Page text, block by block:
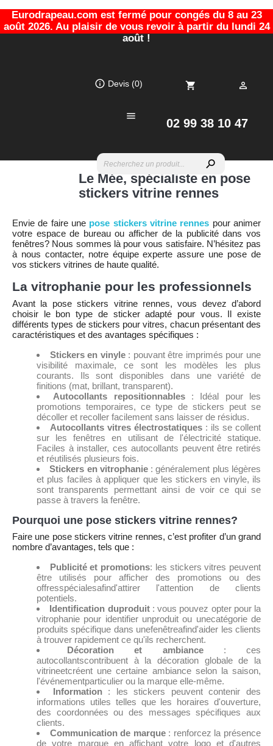
Eurodrapeau.com est fermé pour congés du 8 au 23
août 2026. Au plaisir de vous revoir à partir du lundi 24
août !
02 99 38 10 47
info_outline Devis (0)
search

shopping_cart 
Le Mée, spécialiste en pose
stickers vitrine rennes
Envie de faire une pose stickers vitrine rennes pour animer
votre espace de bureau ou afficher de la publicité dans vos
fenêtres? Nous sommes là pour vous satisfaire. N’hésitez pas
à nous contacter, notre équipe experte assure une pose de
vos stickers vitrines de haute qualité.
La vitrophanie pour les professionnels
Avant la pose stickers vitrine rennes, vous devez d’abord
choisir le bon type de sticker adapté pour vous. Il existe
différents types de stickers pour vitres, chacun présentant des
caractéristiques et des avantages spécifiques :
Stickers en vinyle: pouvant être imprimés pour une
visibilité maximale, ce sont les modèles les plus
courants. Ils sont disponibles dans une variété de
finitions (mat, brillant, transparent).
Autocollants repositionnables: Idéal pour les
promotions temporaires, ce type de stickers peut se
décoller et recoller facilement sans laisser de résidus.
Autocollants vitres électrostatiques : ils se collent
sur les fenêtres en utilisant de l'électricité statique.
Faciles à installer, ces autocollants peuvent être retirés
et réutilisés plusieurs fois.
Stickers en vitrophanie: généralement plus légères
et plus faciles à appliquer que les stickers en vinyle, ils
sont transparents permettant ainsi de voir ce qui se
passe à travers la fenêtre.
Pourquoi une pose stickers vitrine rennes?
Faire une pose stickers vitrine rennes, c’est profiter d’un grand
nombre d’avantages, tels que :
Publicité et promotions: les stickers vitres peuvent
être utilisés pour afficher des promotions ou des
offresspécialesafind'attirer l'attention de clients
potentiels.
Identification duproduit: vous pouvez opter pour la
vitrophanie pour identifier unproduit ou unecatégorie de
produits spécifique dans unefenêtreafind'aider les clients
à trouver rapidement ce qu'ils recherchent.
Décoration et ambiance: ces
autocollantscontribuent à la décoration globale de la
vitrineetcréent une certaine ambiance selon la saison,
l'événementparticulier ou la marque elle-même.
Information : les stickers peuvent contenir des
informations utiles telles que les horaires d'ouverture,
des coordonnées ou des messages spécifiques aux
clients.
Communication de marque: renforcez la présence
de votre marque en affichant votre logo et d'autres